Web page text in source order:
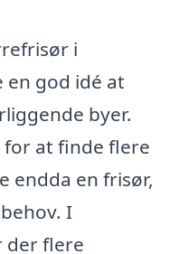
i
god idé at
byer.
at finde flere
endda en frisør,
I
der flere